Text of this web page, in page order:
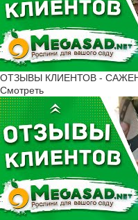
ОТЗЫВЫ КЛИЕНТОВ -
Смотреть